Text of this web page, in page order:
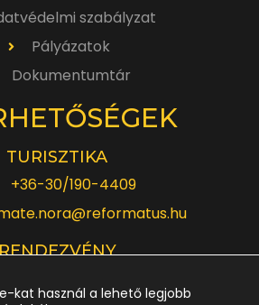
szabályzat
Pályázatok
Dokumentumtár
TURISZTIKA
+36-30/190-4409
kat használ a lehető legjobb